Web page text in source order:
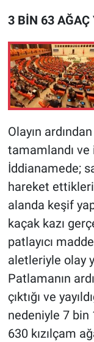
3 BİN 63 AĞAÇ
Olayın
tamamlandı ve
İddianamede;
hareket
alanda keşif
kaçak kazı
patlayıcı
aletleriyle olay
Patlamanın
çıktığı ve
nedeniyle 7
630 kızılçam
Spor
Teknoloji
Türkiye'nin
Türkiye'nin
Yerel
Yerel Yaşam
Canlı Yayın